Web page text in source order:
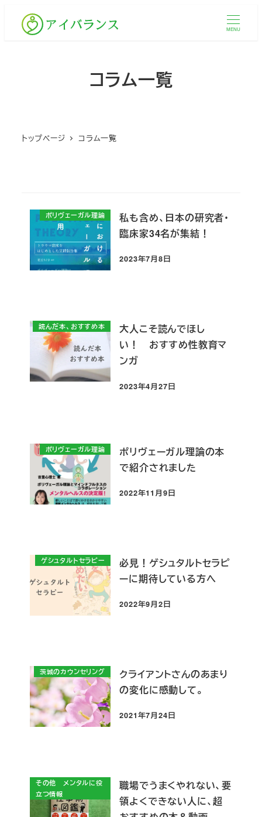
MENU
コラム一覧
トップページ コラム一覧
ポリヴェーガル理論
私も含め、日本の研究者・
臨床家34名が集結！
投稿日
2023年7月8日
読んだ本、おすすめ本
大人こそ読んでほし
い！ おすすめ性教育マ
ンガ
投稿日
2023年4月27日
ポリヴェーガル理論
ポリヴェーガル理論の本
で紹介されました
投稿日
2022年11月9日
ゲシュタルトセラピー
必見！ゲシュタルトセラピ
ーに期待している方へ
投稿日
2022年9月2日
茨城のカウンセリング
クライアントさんのあまり
の変化に感動して。
投稿日
2021年7月24日
その他 メンタルに役
立つ情報
職場でうまくやれない、要
領よくできない人に、超